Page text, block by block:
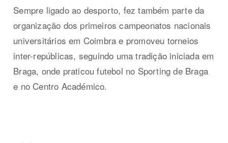
Sempre ligado ao desporto, fez também parte da
organização dos primeiros campeonatos nacionais
universitários em Coimbra e promoveu torneios
inter-repúblicas, seguindo uma tradição iniciada em
Braga, onde praticou futebol no Sporting de Braga
e no Centro Académico.